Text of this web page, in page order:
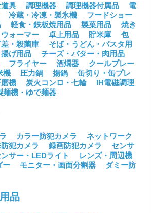
具 調理機器 調理機器付属品
電
冷蔵・冷凍・製氷機
フードショー
軽食・鉄板焼用品 製菓用品
焼き
ウォーマー 卓上用品 貯米庫
包
・殺菌庫
そば・うどん・パスタ用
げ用品
チーズ・バター・肉用品
フライヤー 酒燗器
クールプレー
機 圧力鍋 揚鍋
缶切り・缶プレ
機 炭火コンロ・七輪
IH電磁調理
麺機・ゆで麺器
カラー防犯カメラ
ネットワーク
犯カメラ 録画防犯カメラ
センサ
サー・LEDライト
レンズ・周辺機
ー モニター・画面分割器
ダミー防
品